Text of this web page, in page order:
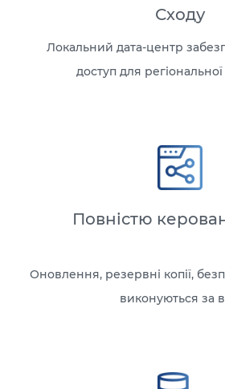
Сходу
Локальний дата-центр
доступ для регіональної
Повністю
Оновлення, резервні копії,
виконуються за